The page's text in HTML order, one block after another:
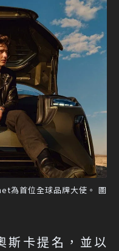
為首位全球品牌大使。 圖
斯卡提名，並以